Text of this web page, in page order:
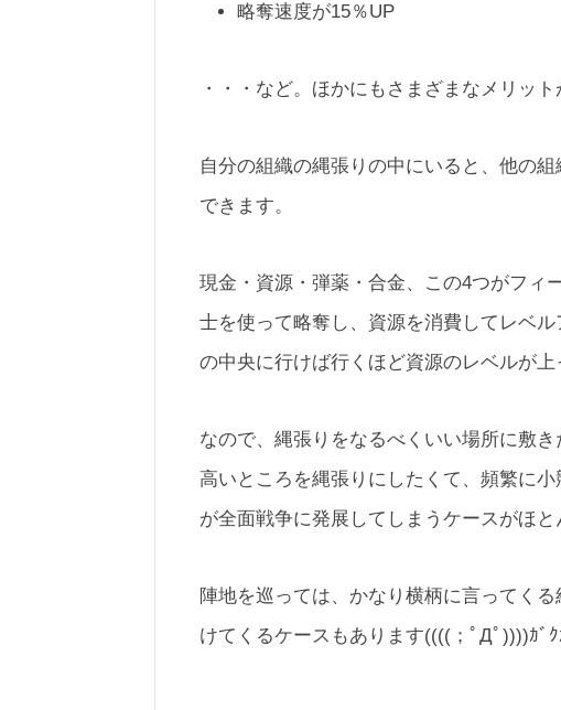
略奪速度が15％UP
・・・など。ほかにもさまざまなメリット
自分の組織の縄張りの中にいると、他の
できます。
現金・資源・弾薬・合金、この4つがフィ
士を使って略奪し、資源を消費してレベ
の中央に行けば行くほど資源のレベルが上
なので、縄張りをなるべくいい場所に敷
高いところを縄張りにしたくて、頻繁に
が全面戦争に発展してしまうケースがほと
陣地を巡っては、かなり横柄に言ってく
けてくるケースもあります((((；ﾟДﾟ))))ｶﾞｸ